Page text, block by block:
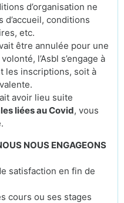
d’organisation ne
conditions
etc.
être annulée pour une
l’Asbl s’engage à
les inscriptions, soit à
avoir lieu suite
liées au Covid, vous
NOUS ENGAGEONS
satisfaction en fin de
cours ou ses stages